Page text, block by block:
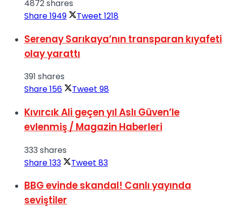
4872 shares
Share1949 Tweet 1218
Serenay Sarıkaya’nın transparan kıyafeti
olay yarattı
391 shares
Share156 Tweet 98
Kıvırcık Ali geçen yıl Aslı Güven’le
evlenmiş / Magazin Haberleri
333 shares
Share133 Tweet 83
BBG evinde skandal! Canlı yayında
seviştiler